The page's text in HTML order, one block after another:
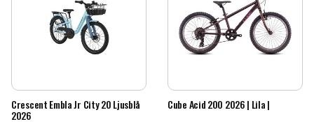
Crescent Embla Jr City 20 Ljusblå
2026
Cube Acid 200 2026 | Lila |